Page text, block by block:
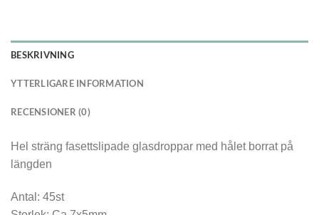
BESKRIVNING
YTTERLIGARE INFORMATION
RECENSIONER (0)
Hel sträng fasettslipade glasdroppar med hålet borrat på
längden
Antal: 45st